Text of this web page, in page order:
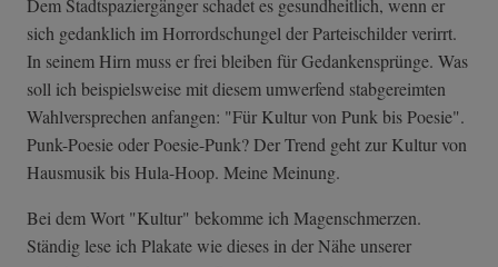
Dem Stadtspaziergänger schadet es gesundheitlich, wenn er
sich gedanklich im Horrordschungel der Parteischilder verirrt.
In seinem Hirn muss er frei bleiben für Gedankensprünge. Was
soll ich beispielsweise mit diesem umwerfend stabgereimten
Wahlversprechen anfangen: "Für Kultur von Punk bis Poesie".
Punk-Poesie oder Poesie-Punk? Der Trend geht zur Kultur von
Hausmusik bis Hula-Hoop. Meine Meinung.
Bei dem Wort "Kultur" bekomme ich Magenschmerzen.
Ständig lese ich Plakate wie dieses in der Nähe unserer